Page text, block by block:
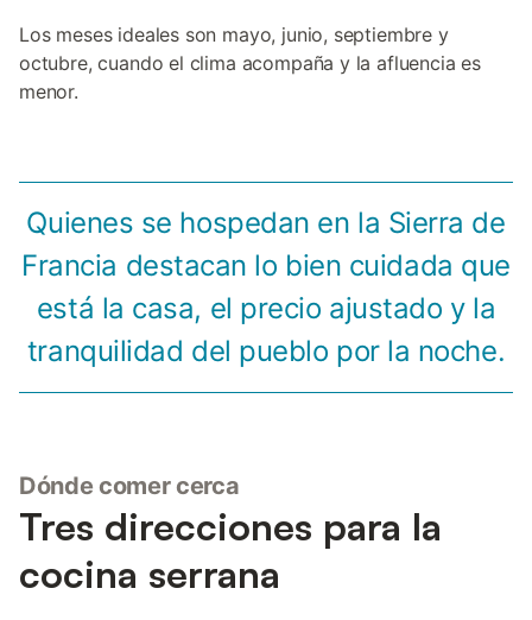
Los meses ideales son mayo, junio, septiembre y
octubre, cuando el clima acompaña y la afluencia es
menor.
Quienes se hospedan en la Sierra de
Francia destacan lo bien cuidada que
está la casa, el precio ajustado y la
tranquilidad del pueblo por la noche.
Dónde comer cerca
Tres direcciones para la
cocina serrana